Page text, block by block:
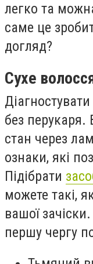
легко та
саме це
догляд?
Сухе
без перукаря.
стан через
ознаки, які
Підібрати
можете такі,
вашої
першу чергу